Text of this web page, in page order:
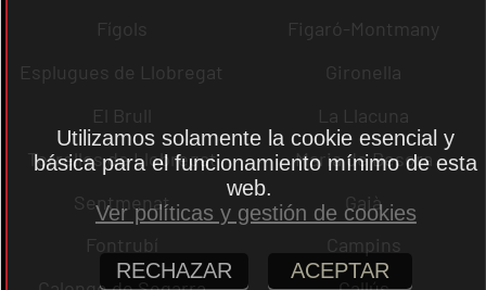
Fígols
Figaró-Montmany
Esplugues de Llobregat
Gironella
El Brull
La Llacuna
Torrelles de Llobregat
Maria de Besora
Sentmenat
Gaià
Fontrubí
Campins
Utilizamos solamente la cookie esencial y
básica para el funcionamiento mínimo de esta
web.
Ver políticas y gestión de cookies
RECHAZAR ACEPTAR